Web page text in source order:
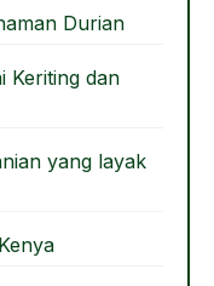
Durian
Keriting dan
yang layak